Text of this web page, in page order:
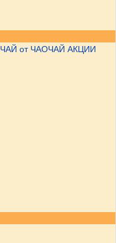
ЧАЙ от ЧАОЧАЙ АКЦИИ